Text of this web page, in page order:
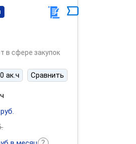
в сфере закупок
ак.ч Сравнить